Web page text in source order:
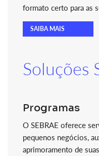
formato certo para as
SAIBA MAIS
Soluções
Programas
O SEBRAE oferece
pequenos negócios,
aprimoramento de